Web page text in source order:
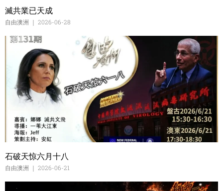
滅共業已天成
自由澳洲 2026-06-28
石破天惊六月十八
自由澳洲 2026-06-21